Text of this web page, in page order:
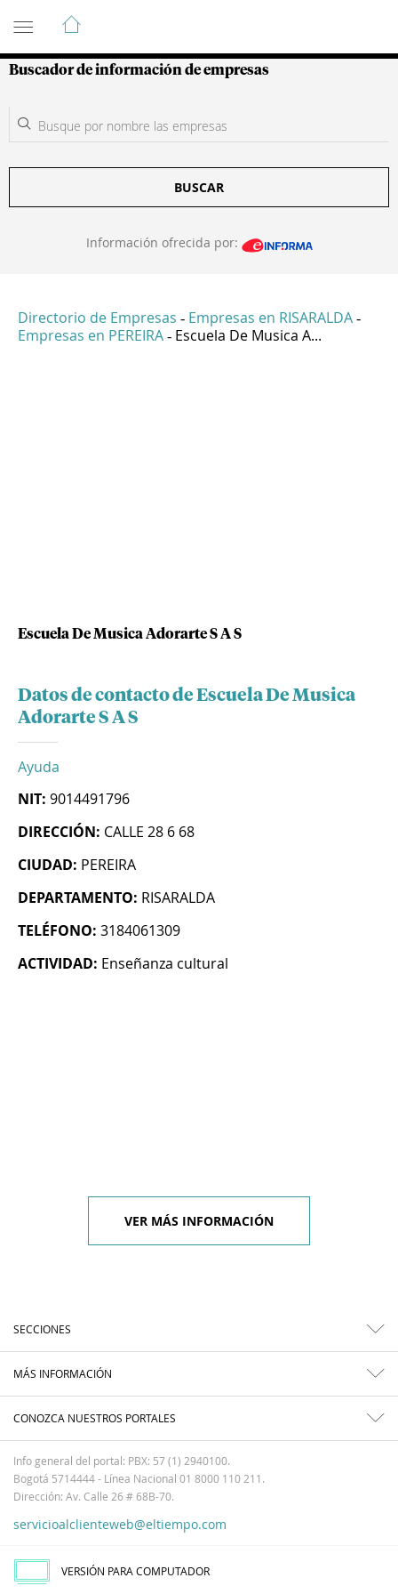
Guía de Empresas Colombianas
Buscador de información de empresas
BUSCAR
Información ofrecida por:
Directorio de Empresas - Empresas en RISARALDA -
Empresas en PEREIRA - Escuela De Musica A...
Escuela De Musica Adorarte S A S
Datos de contacto de Escuela De Musica
Adorarte S A S
Ayuda
NIT: 9014491796
DIRECCIÓN: CALLE 28 6 68
CIUDAD: PEREIRA
DEPARTAMENTO: RISARALDA
TELÉFONO: 3184061309
ACTIVIDAD: Enseñanza cultural
VER MÁS INFORMACIÓN
SECCIONES
MÁS INFORMACIÓN
CONOZCA NUESTROS PORTALES
Info general del portal: PBX: 57 (1) 2940100.
Bogotá 5714444 - Línea Nacional 01 8000 110 211.
Dirección: Av. Calle 26 # 68B-70.
servicioalclienteweb@eltiempo.com
VERSIÓN PARA COMPUTADOR